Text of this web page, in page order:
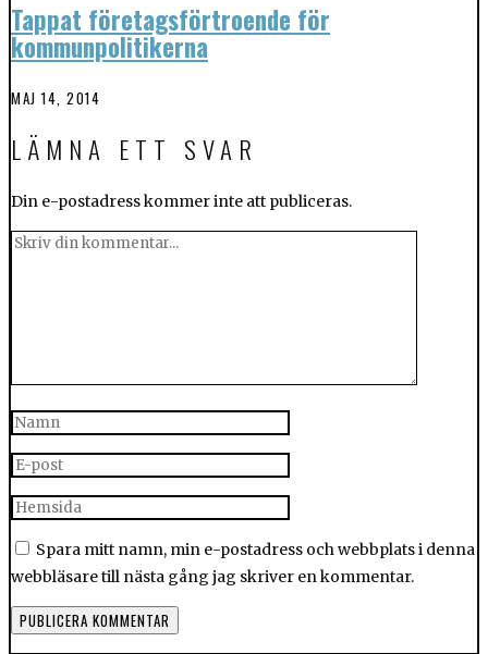
Tappat företagsförtroende för
kommunpolitikerna
MAJ 14, 2014
LÄMNA ETT SVAR
Din e-postadress kommer inte att publiceras.
Spara mitt namn, min e-postadress och webbplats i denna
webbläsare till nästa gång jag skriver en kommentar.